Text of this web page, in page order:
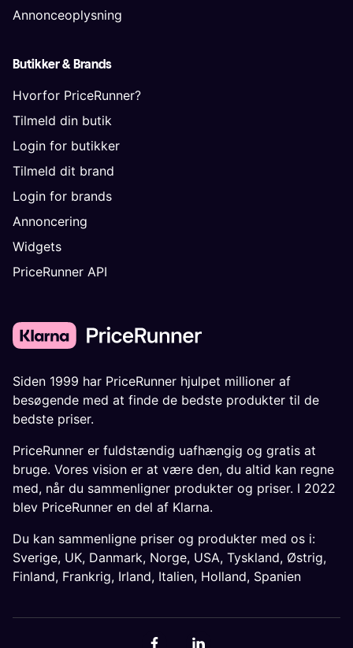
Annonceoplysning
Butikker & Brands
Hvorfor PriceRunner?
Tilmeld din butik
Login for butikker
Tilmeld dit brand
Login for brands
Annoncering
Widgets
PriceRunner API
Siden 1999 har PriceRunner hjulpet millioner af
besøgende med at finde de bedste produkter til de
bedste priser.
PriceRunner er fuldstændig uafhængig og gratis at
bruge. Vores vision er at være den, du altid kan regne
med, når du sammenligner produkter og priser. I 2022
blev PriceRunner en del af Klarna.
Du kan sammenligne priser og produkter med os i:
Sverige, UK, Danmark, Norge, USA, Tyskland, Østrig,
Finland, Frankrig, Irland, Italien, Holland, Spanien